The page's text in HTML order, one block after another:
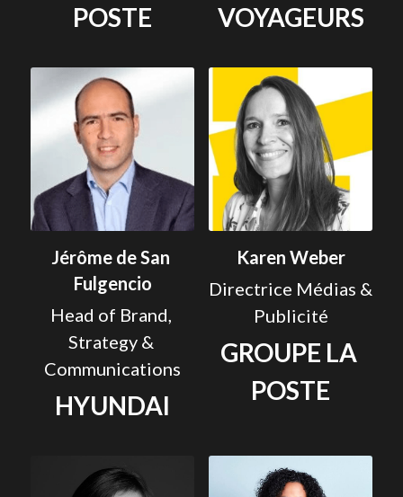
POSTE
VOYAGEURS
Jérôme de San
Fulgencio
Head of Brand,
Strategy &
Communications
HYUNDAI
Karen Weber
Directrice Médias &
Publicité
GROUPE LA
POSTE